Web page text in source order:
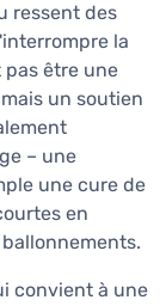
ressent des
la
être une
un soutien
– une
une cure de
en
convient à une